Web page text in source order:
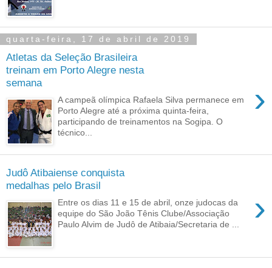
quarta-feira, 17 de abril de 2019
Atletas da Seleção Brasileira
treinam em Porto Alegre nesta
semana
›
A campeã olímpica Rafaela Silva permanece em
Porto Alegre até a próxima quinta-feira,
participando de treinamentos na Sogipa. O
técnico...
Judô Atibaiense conquista
medalhas pelo Brasil
›
Entre os dias 11 e 15 de abril, onze judocas da
equipe do São João Tênis Clube/Associação
Paulo Alvim de Judô de Atibaia/Secretaria de ...